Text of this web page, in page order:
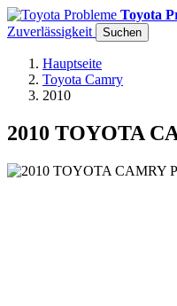
Toyota
Zuverlässigkeit
Suchen
Hauptseite
Toyota Camry
2010
2010 TOYOTA